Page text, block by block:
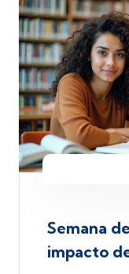
Semana
impacto